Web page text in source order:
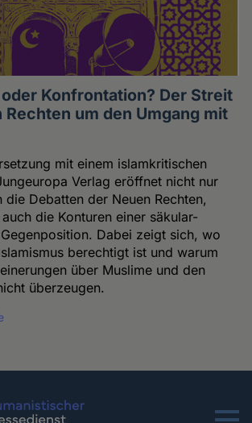
Konfrontation? Der Streit
Rechten um den Umgang mit
mit einem islamkritischen
Verlag eröffnet nicht nur
die Debatten der Neuen Rechten,
die Konturen einer säkular-
Dabei zeigt sich, wo
berechtigt ist und warum
über Muslime und den
überzeugen.